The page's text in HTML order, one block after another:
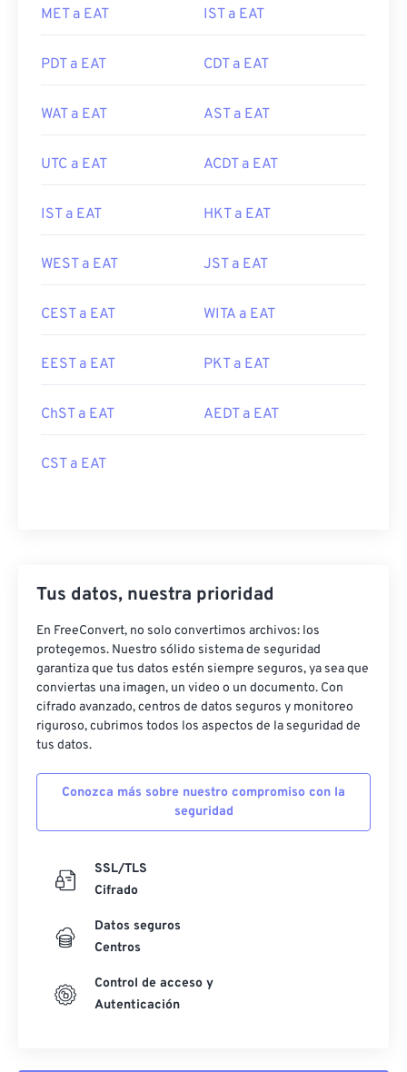
MET a EAT IST a EAT
PDT a EAT CDT a EAT
WAT a EAT AST a EAT
UTC a EAT ACDT a EAT
IST a EAT HKT a EAT
WEST a EAT JST a EAT
CEST a EAT WITA a EAT
EEST a EAT PKT a EAT
ChST a EAT AEDT a EAT
CST a EAT
Tus datos, nuestra prioridad
En FreeConvert, no solo convertimos archivos: los
protegemos. Nuestro sólido sistema de seguridad
garantiza que tus datos estén siempre seguros, ya sea que
conviertas una imagen, un video o un documento. Con
cifrado avanzado, centros de datos seguros y monitoreo
riguroso, cubrimos todos los aspectos de la seguridad de
tus datos.
Conozca más sobre nuestro compromiso con la
seguridad
SSL/TLS
Cifrado
Datos seguros
Centros
Control de acceso y
Autenticación